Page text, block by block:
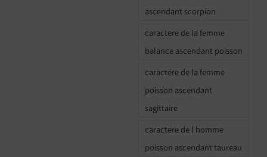
ascendant scorpion
caractere de la femme
balance ascendant poisson
caractere de la femme
poisson ascendant
sagittaire
caractere de l homme
poisson ascendant taureau